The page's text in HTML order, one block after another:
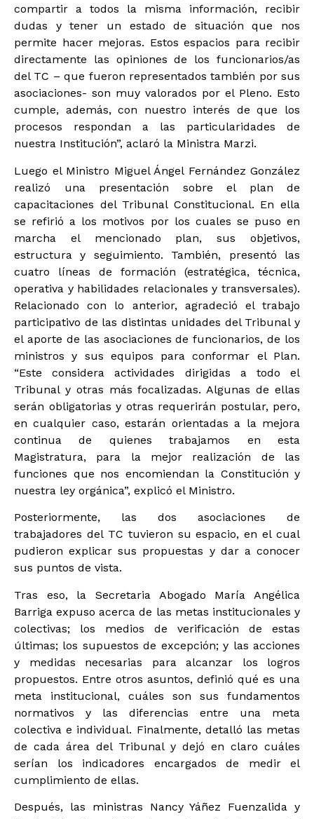
compartir a todos la misma información, recibir
dudas y tener un estado de situación que nos
permite hacer mejoras. Estos espacios para recibir
directamente las opiniones de los funcionarios/as
del TC – que fueron representados también por sus
asociaciones- son muy valorados por el Pleno. Esto
cumple, además, con nuestro interés de que los
procesos respondan a las particularidades de
nuestra Institución”, aclaró la Ministra Marzi.
Luego el Ministro Miguel Ángel Fernández González
realizó una presentación sobre el plan de
capacitaciones del Tribunal Constitucional. En ella
se refirió a los motivos por los cuales se puso en
marcha el mencionado plan, sus objetivos,
estructura y seguimiento. También, presentó las
cuatro líneas de formación (estratégica, técnica,
operativa y habilidades relacionales y transversales).
Relacionado con lo anterior, agradeció el trabajo
participativo de las distintas unidades del Tribunal y
el aporte de las asociaciones de funcionarios, de los
ministros y sus equipos para conformar el Plan.
“Este considera actividades dirigidas a todo el
Tribunal y otras más focalizadas. Algunas de ellas
serán obligatorias y otras requerirán postular, pero,
en cualquier caso, estarán orientadas a la mejora
continua de quienes trabajamos en esta
Magistratura, para la mejor realización de las
funciones que nos encomiendan la Constitución y
nuestra ley orgánica”, explicó el Ministro.
Posteriormente, las dos asociaciones de
trabajadores del TC tuvieron su espacio, en el cual
pudieron explicar sus propuestas y dar a conocer
sus puntos de vista.
Tras eso, la Secretaria Abogado María Angélica
Barriga expuso acerca de las metas institucionales y
colectivas; los medios de verificación de estas
últimas; los supuestos de excepción; y las acciones
y medidas necesarias para alcanzar los logros
propuestos. Entre otros asuntos, definió qué es una
meta institucional, cuáles son sus fundamentos
normativos y las diferencias entre una meta
colectiva e individual. Finalmente, detalló las metas
de cada área del Tribunal y dejó en claro cuáles
serían los indicadores encargados de medir el
cumplimiento de ellas.
Después, las ministras Nancy Yáñez Fuenzalida y